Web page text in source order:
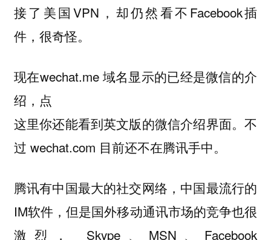
接了美国VPN，却仍然看不Facebook插
件，很奇怪。
现在wechat.me 域名显示的已经是微信的介
绍，点
这里你还能看到英文版的微信介绍界面。不
过 wechat.com 目前还不在腾讯手中。
腾讯有中国最大的社交网络，中国最流行的
IM软件，但是国外移动通讯市场的竞争也很
激烈， Skype、MSN、Facebook